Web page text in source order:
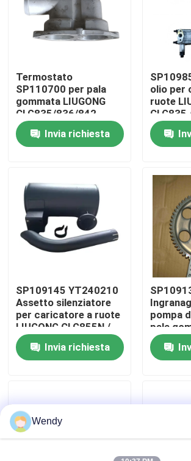
Casa
Prodotti
Video
Circa noi
Controllo di qualità
Contattici
Casi
Termostato
SP110700 per pala
gommata LIUGONG
CLG835/836/842
livellatrice/rullo
compressore
CLG418/4180D/612/614
Invia richiesta
olio per
ruote
D /
SP109145 YT240210
Assetto silenziatore
per caricatore a ruote
LIUGONG CLG855N /
856 / 856H / ZL50CN /
50CN-LNG escavatore
CLG920C/D Grader
Invia richiesta
pompa
pala
836 /
/ 856H
Wendy